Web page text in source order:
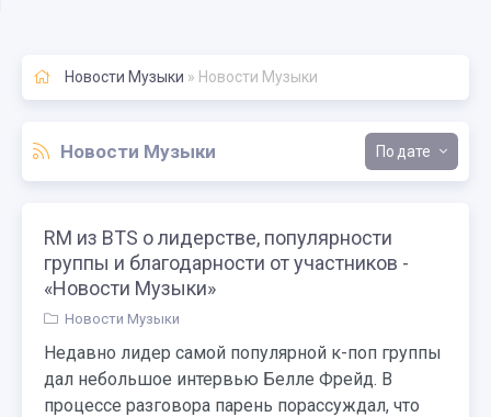
Новости Музыки » Новости Музыки
Новости Музыки дате
RM из BTS о лидерстве, популярности
группы и благодарности от участников -
«Новости Музыки»
Новости Музыки
Недавно лидер самой популярной к-поп группы
дал небольшое интервью Белле Фрейд. В
процессе разговора парень порассуждал, что